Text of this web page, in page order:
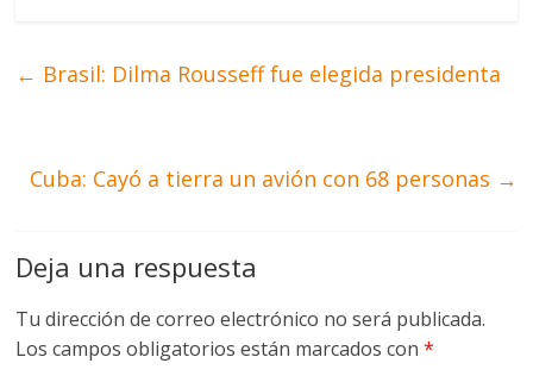
← Brasil: Dilma Rousseff fue elegida presidenta
Cuba: Cayó a tierra un avión con 68 personas →
Deja una respuesta
Tu dirección de correo electrónico no será publicada.
Los campos obligatorios están marcados con*